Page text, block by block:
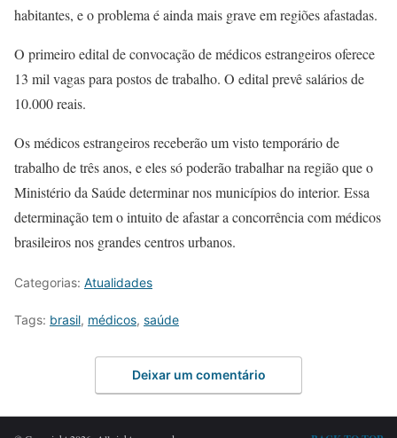
habitantes, e o problema é ainda mais grave em regiões afastadas.
O primeiro edital de convocação de médicos estrangeiros oferece
13 mil vagas para postos de trabalho. O edital prevê salários de
10.000 reais.
Os médicos estrangeiros receberão um visto temporário de
trabalho de três anos, e eles só poderão trabalhar na região que o
Ministério da Saúde determinar nos municípios do interior. Essa
determinação tem o intuito de afastar a concorrência com médicos
brasileiros nos grandes centros urbanos.
Categorias: Atualidades
Tags: brasil, médicos, saúde
Deixar um comentário